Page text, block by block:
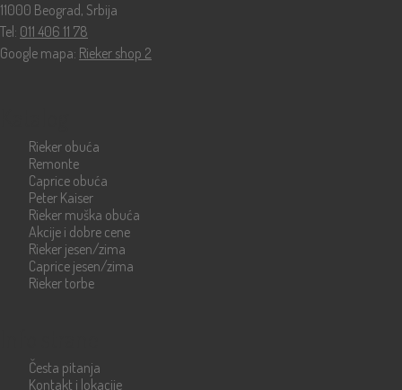
11000 Beograd, Srbija
Tel: 011 406 11 78
Google mapa: Rieker shop 2
Rieker obuća
Remonte
Caprice obuća
Peter Kaiser
Rieker muška obuća
Akcije i dobre cene
Rieker jesen/zima
Caprice jesen/zima
Rieker torbe
Česta pitanja
Kontakt i lokacije